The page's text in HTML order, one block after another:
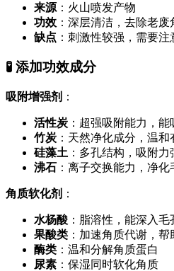
来源 ：火山喷发产物
功效 ：深层清洁，去除老废
缺点 ：刺激性较强，需要
🧪 添加功效成分
吸附增强剂 ：
活性炭 ：超强吸附能力，
竹炭 ：天然净化成分，温和
硅藻土 ：多孔结构，吸附力
沸石 ：离子交换能力，净化
角质软化剂 ：
水杨酸 ：脂溶性，能深入
果酸类 ：加速角质代谢，帮
酶类 ：温和分解角质蛋白
尿素 ：保湿同时软化角质